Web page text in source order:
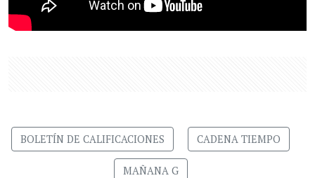
BOLETÍN DE CALIFICACIONES CADENA TIEMPO
MAÑANA G